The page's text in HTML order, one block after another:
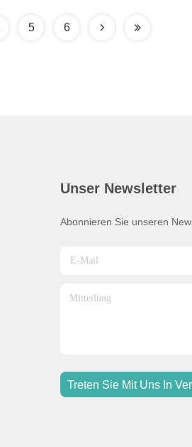
5 6
Unser Newsletter
Abonnieren Sie unseren
Treten Sie Mit Uns In